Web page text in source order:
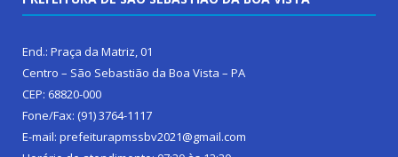
End.: Praça da Matriz, 01
Centro – São Sebastião da Boa Vista – PA
CEP: 68820-000
Fone/Fax: (91) 3764-1117
E-mail: prefeiturapmssbv2021@gmail.com